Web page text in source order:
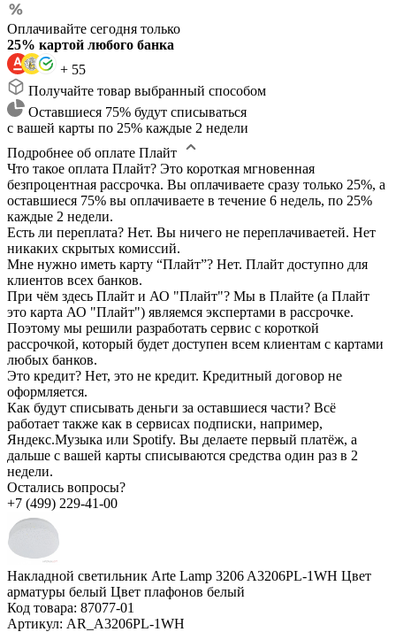
Оплачивайте сегодня только
25% картой любого банка
+ 55
Получайте товар выбранный способом
Оставшиеся 75% будут списываться
с вашей карты по 25% каждые 2 недели
Подробнее об оплате Плайт
Что такое оплата Плайт? Это короткая мгновенная
безпроцентная рассрочка. Вы оплачиваете сразу только 25%, а
оставшиеся 75% вы оплачиваете в течение 6 недель, по 25%
каждые 2 недели.
Есть ли переплата? Нет. Вы ничего не переплачиваетей. Нет
никаких скрытых комиссий.
Мне нужно иметь карту “Плайт”? Нет. Плайт доступно для
клиентов всех банков.
При чём здесь Плайт и АО "Плайт"? Мы в Плайте (а Плайт
это карта АО "Плайт") являемся экспертами в рассрочке.
Поэтому мы решили разработать сервис с короткой
рассрочкой, который будет доступен всем клиентам с картами
любых банков.
Это кредит? Нет, это не кредит. Кредитный договор не
оформляется.
Как будут списывать деньги за оставшиеся части? Всё
работает также как в сервисах подписки, например,
Яндекс.Музыка или Spotify. Вы делаете первый платёж, а
дальше с вашей карты списываются средства один раз в 2
недели.
Остались вопросы?
+7 (499) 229-41-00
Накладной светильник Arte Lamp 3206 A3206PL-1WH Цвет
арматуры белый Цвет плафонов белый
Код товара: 87077-01
Артикул: AR_A3206PL-1WH